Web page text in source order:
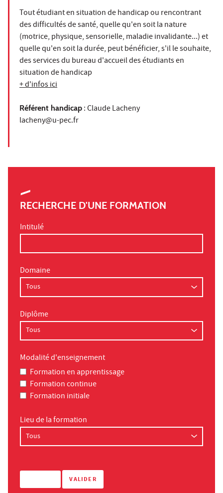
Tout étudiant en situation de handicap ou rencontrant
des difficultés de santé, quelle qu'en soit la nature
(motrice, physique, sensorielle, maladie invalidante...) et
quelle qu'en soit la durée, peut bénéficier, s'il le souhaite,
des services du bureau d'accueil des étudiants en
situation de handicap
+ d'infos ici
Référent handicap : Claude Lacheny
lacheny@u-pec.fr
RECHERCHE D'UNE FORMATION
Intitulé
Domaine
Diplôme
Modalité d'enseignement
Formation en apprentissage
Formation continue
Formation initiale
Lieu de la formation